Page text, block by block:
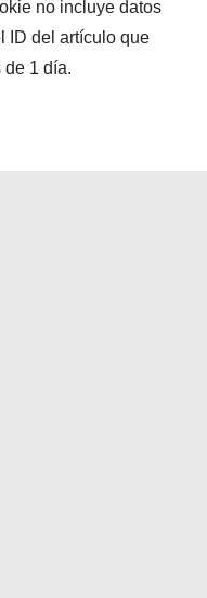
no incluye datos
ID del artículo que
de 1 día.